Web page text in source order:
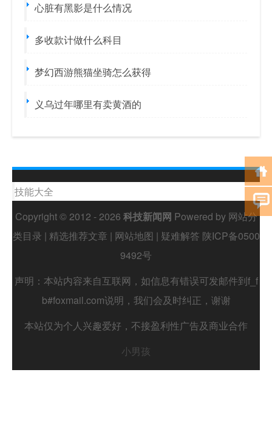
心脏有黑影是什么情况
多收款计做什么科目
梦幻西游熊猫坐骑怎么获得
义乌过年哪里有卖黄酒的
技能大全
Copyright © 2012 - 2026 科技新闻网 Powered by 网站分
类目录 | 精选推荐文章 | 网站地图 | 疑难解答 陕ICP备0500
9492号
声明：本站内容来自互联网，如信息有错误可发邮件到f_f
b#foxmail.com说明，我们会及时纠正，谢谢
本站仅为个人兴趣爱好，不接盈利性广告及商业合作
小男孩